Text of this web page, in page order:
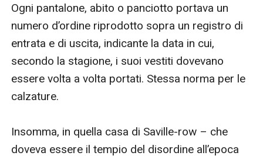
Ogni pantalone, abito o panciotto portava un
numero d’ordine riprodotto sopra un registro di
entrata e di uscita, indicante la data in cui,
secondo la stagione, i suoi vestiti dovevano
essere volta a volta portati. Stessa norma per le
calzature.
Insomma, in quella casa di Saville-row – che
doveva essere il tempio del disordine all’epoca